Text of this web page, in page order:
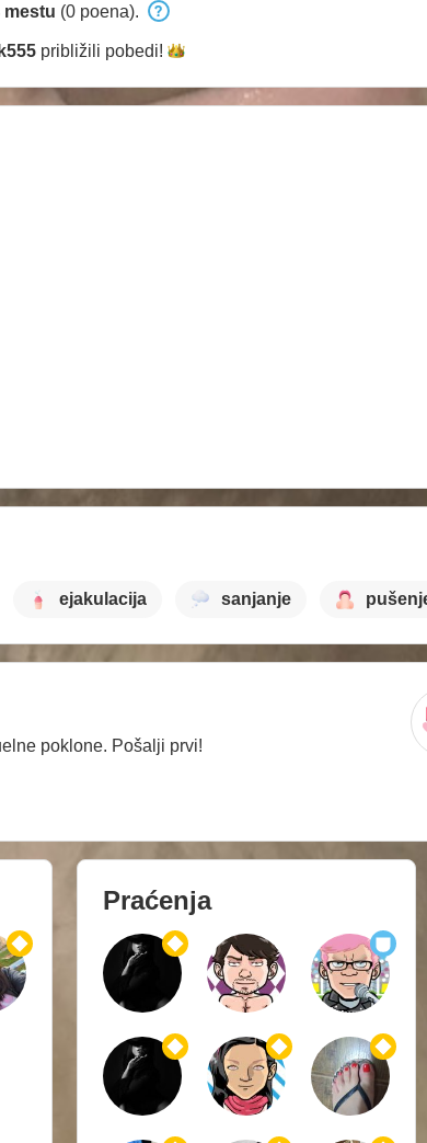
mestu (0 poena).
približili pobedi!
ejakulacija sanjanje
poklone. Pošalji prvi!
Praćenja